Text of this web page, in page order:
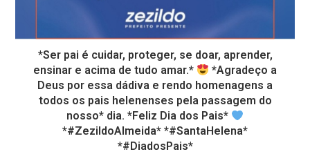
*Ser pai é cuidar, proteger, se doar, aprender,
ensinar e acima de tudo amar.*
*Agradeço a
Deus por essa dádiva e rendo homenagens a
todos os pais helenenses pela passagem do
nosso* dia. *Feliz Dia dos Pais*
*#ZezildoAlmeida* *#SantaHelena*
*#DiadosPais*